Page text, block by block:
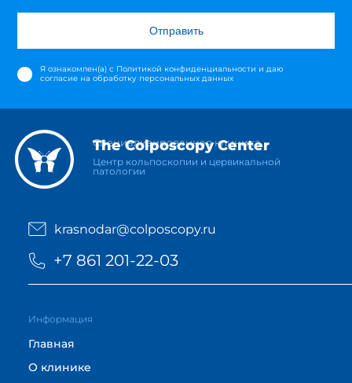
Отправить
Я ознакомлен(а) с Политикой конфиденциальности и даю
согласие на обработку персональных данных
The Colposcopy Center
Специализированная клиника
Центр кольпоскопии и цервикальной
патологии
krasnodar@colposcopy.ru
+7 861 201-22-03
Информация
Главная
О клинике